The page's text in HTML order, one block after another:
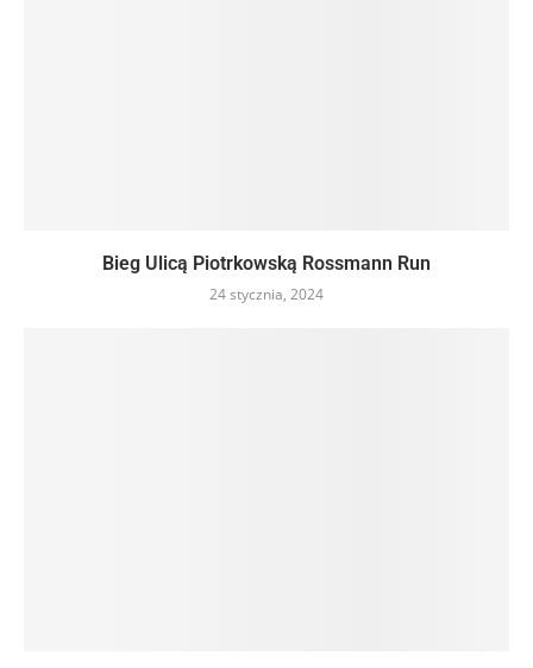
Bieg Ulicą Piotrkowską Rossmann Run
24 stycznia, 2024